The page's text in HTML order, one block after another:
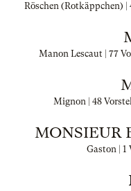
Röschen (Rotkäppchen) |
Manon Lescaut | 77
Mignon | 48
MONSIEUR
Gaston | 1